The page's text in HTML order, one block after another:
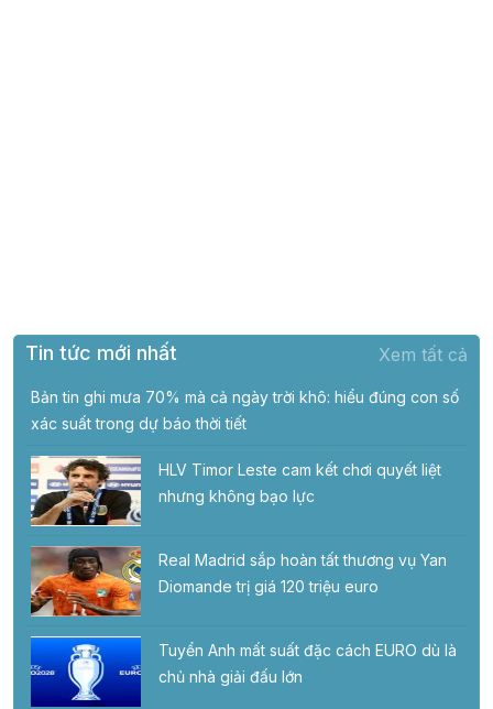
Tin tức mới nhất Xem tất cả
Bản tin ghi mưa 70% mà cả ngày trời khô: hiểu đúng con số
xác suất trong dự báo thời tiết
HLV Timor Leste cam kết chơi quyết liệt
nhưng không bạo lực
Real Madrid sắp hoàn tất thương vụ Yan
Diomande trị giá 120 triệu euro
Tuyển Anh mất suất đặc cách EURO dù là
chủ nhà giải đấu lớn